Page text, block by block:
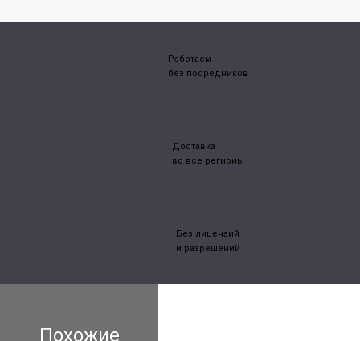
Работаем
без посредников
Доставка
во все регионы
Без лицензий
и разрешений
Похожие